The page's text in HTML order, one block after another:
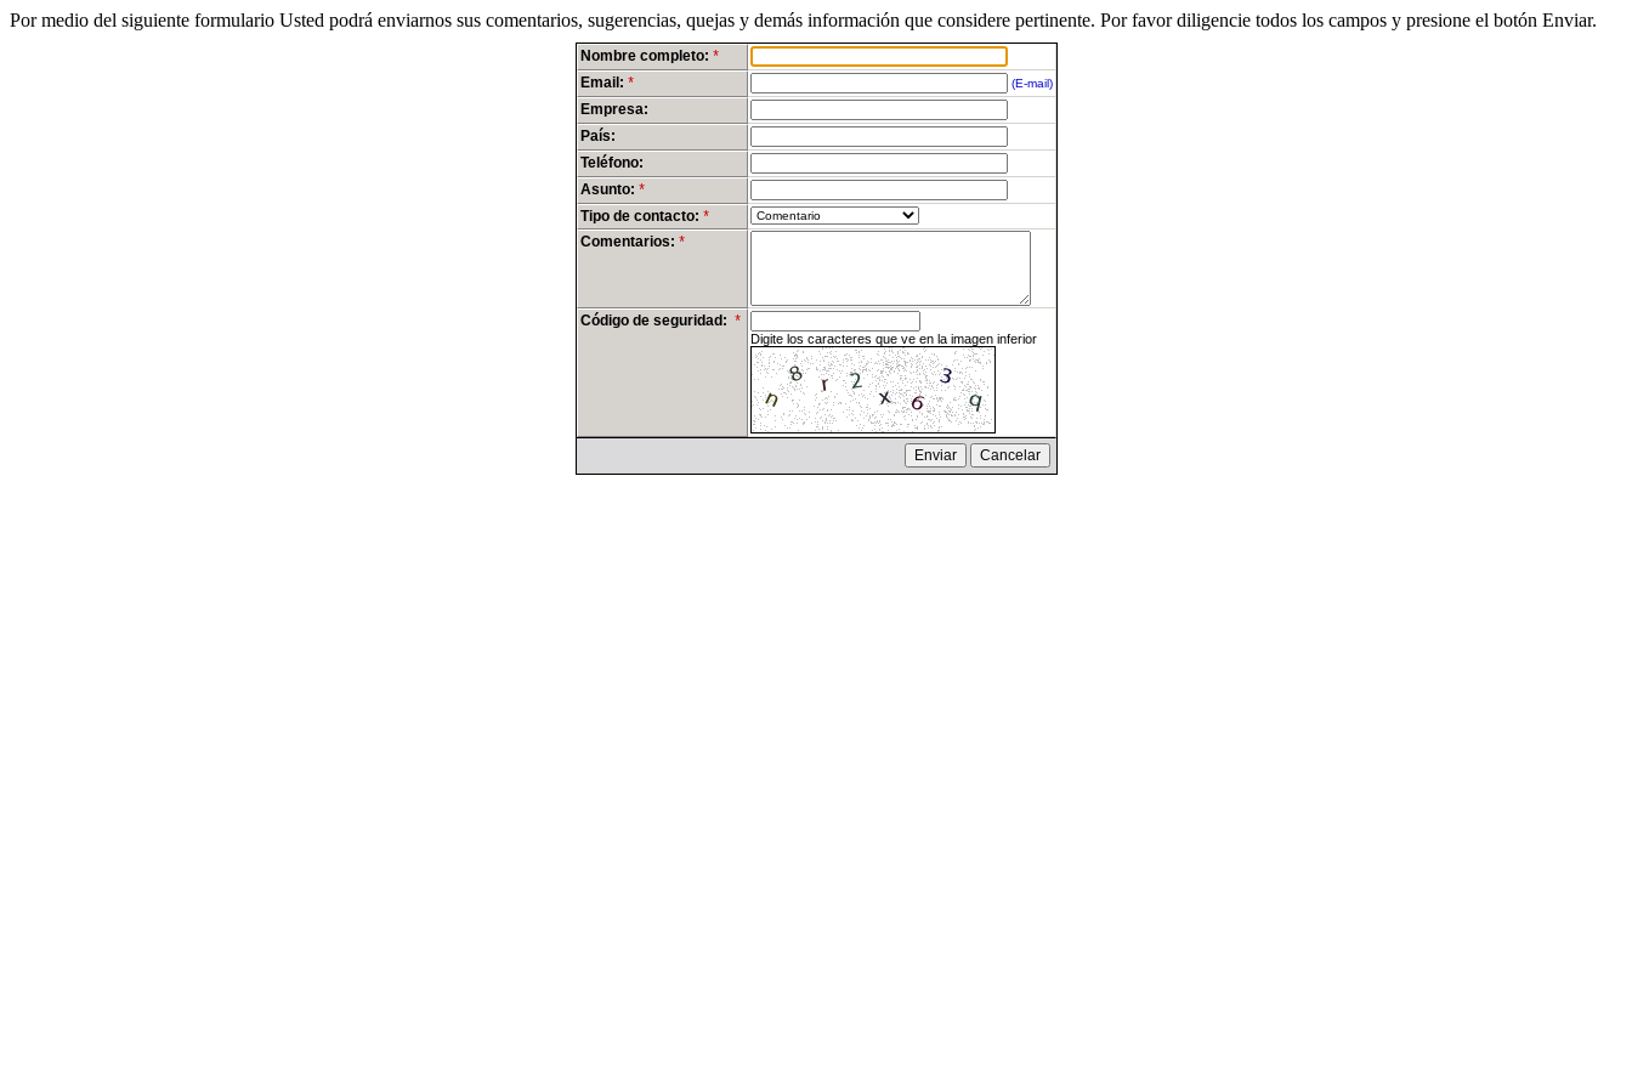
Por medio del siguiente formulario Usted podrá enviarnos sus comentarios, sugerencias, quejas y demás información que considere pertinente. Por favor diligencie todos los campos y presione el botón Enviar.
Nombre completo: *
Email: * (E-mail)
Empresa:
País:
Teléfono:
Asunto: *
Tipo de contacto: *
Comentarios: *
Código de seguridad: *
Digite los caracteres que ve en la imagen inferior